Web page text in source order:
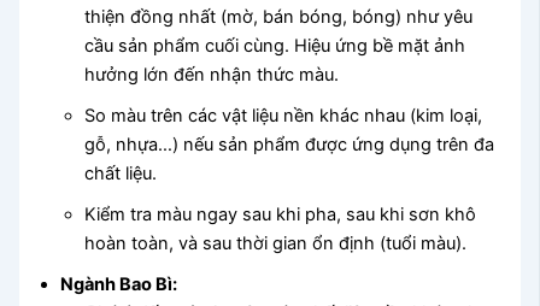
thiện đồng nhất (mờ, bán bóng, bóng) như yêu
cầu sản phẩm cuối cùng. Hiệu ứng bề mặt ảnh
hưởng lớn đến nhận thức màu.
So màu trên các vật liệu nền khác nhau (kim loại,
gỗ, nhựa…) nếu sản phẩm được ứng dụng trên đa
chất liệu.
Kiểm tra màu ngay sau khi pha, sau khi sơn khô
hoàn toàn, và sau thời gian ổn định (tuổi màu).
Ngành Bao Bì: